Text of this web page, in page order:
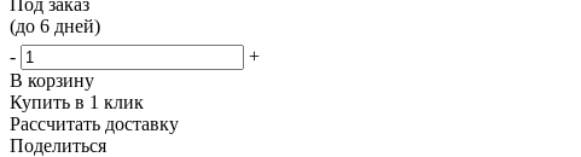
(до 6 дней)
-
+
В корзину
Купить в 1 клик
Рассчитать доставку
Поделиться